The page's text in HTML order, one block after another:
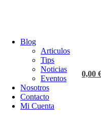
Blog
Articulos
Tips
Noticias
Eventos
Nosotros
Contacto
Mi Cuenta
0,00